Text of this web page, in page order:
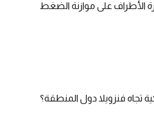
الأطراف على موازنة الضغط
تجاه فنزويلا دول المنطقة؟